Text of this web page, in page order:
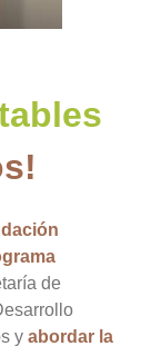
de
y abordar la